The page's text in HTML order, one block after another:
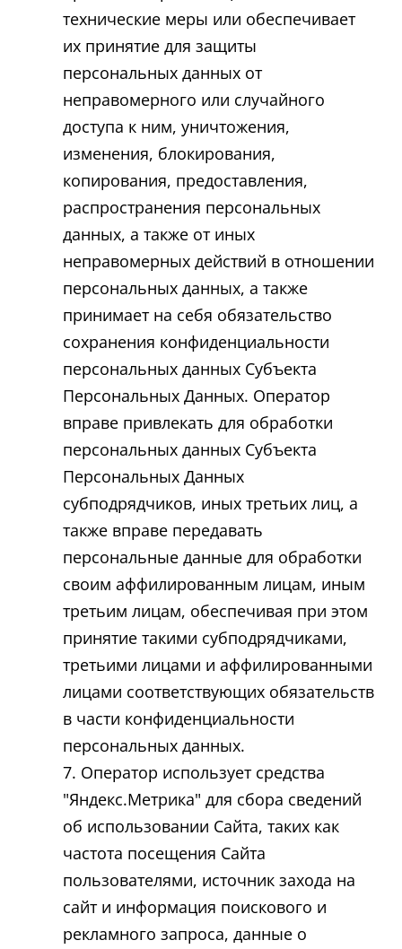
технические меры или обеспечивает
их принятие для защиты
персональных данных от
неправомерного или случайного
доступа к ним, уничтожения,
изменения, блокирования,
копирования, предоставления,
распространения персональных
данных, а также от иных
неправомерных действий в отношении
персональных данных, а также
принимает на себя обязательство
сохранения конфиденциальности
персональных данных Субъекта
Персональных Данных. Оператор
вправе привлекать для обработки
персональных данных Субъекта
Персональных Данных
субподрядчиков, иных третьих лиц, а
также вправе передавать
персональные данные для обработки
своим аффилированным лицам, иным
третьим лицам, обеспечивая при этом
принятие такими субподрядчиками,
третьими лицами и аффилированными
лицами соответствующих обязательств
в части конфиденциальности
персональных данных.
Оператор использует средства
"Яндекс.Метрика" для сбора сведений
об использовании Сайта, таких как
частота посещения Сайта
пользователями, источник захода на
сайт и информация поискового и
рекламного запроса, данные о